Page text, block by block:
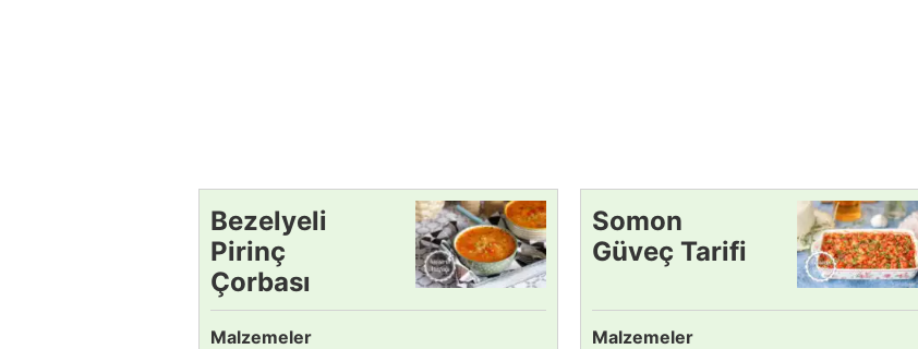
Bezelyeli
Pirinç
Çorbası
Tarifi
Malzemeler
Somon
Güveç Tarifi
Malzemeler